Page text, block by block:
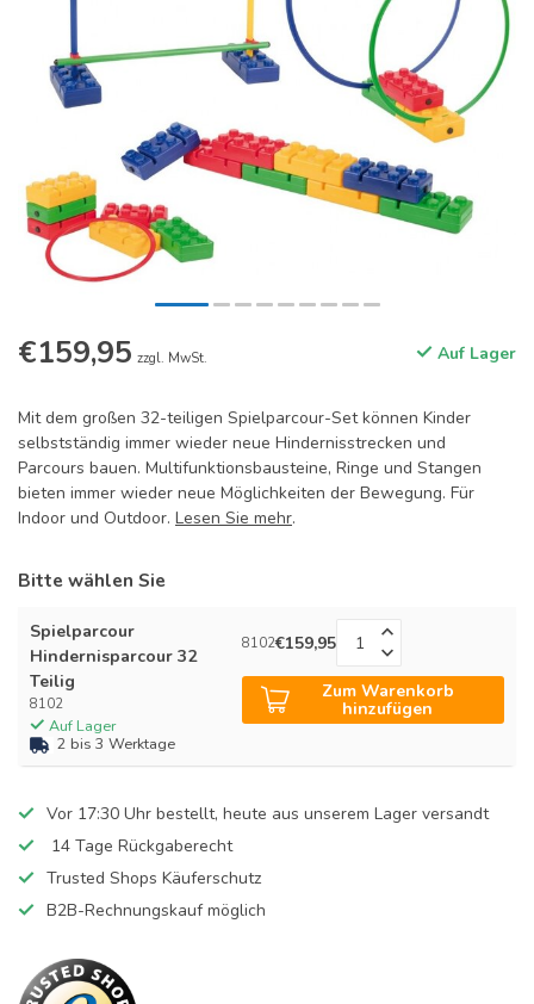
€159,95 zzgl. MwSt. Auf Lager
Mit dem großen 32-teiligen Spielparcour-Set können Kinder
selbstständig immer wieder neue Hindernisstrecken und
Parcours bauen. Multifunktionsbausteine, Ringe und Stangen
bieten immer wieder neue Möglichkeiten der Bewegung. Für
Indoor und Outdoor. Lesen Sie mehr.
Bitte wählen Sie
Spielparcour
Hindernisparcour 32
Teilig
8102
Auf Lager
2 bis 3 Werktage
8102€159,95
Zum Warenkorb
hinzufügen
Vor 17:30 Uhr bestellt, heute aus unserem Lager versandt
14 Tage Rückgaberecht
Trusted Shops Käuferschutz
B2B-Rechnungskauf möglich